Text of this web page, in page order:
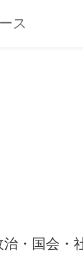
ス
治・国会・